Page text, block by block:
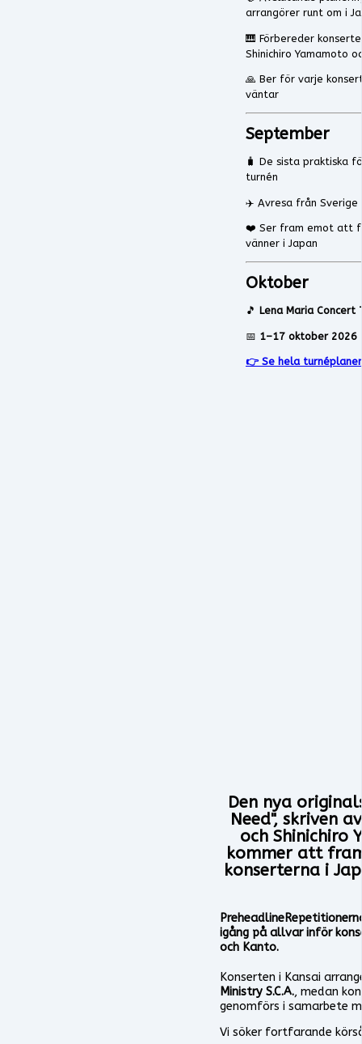
arrangörer runt om i
🎹 Förbereder
Shinichiro Yamamoto
🙏 Ber för varje
väntar
September
🧳 De sista praktiska
turnén
✈️ Avresa från Sverige
❤️ Ser fram emot att
vänner i Japan
Oktober
🎵 Lena Maria Concert
📅 1–17 oktober 2026
👉 Se hela
Den nya
Need", skriven
och Shinichiro
kommer att
konserterna i
igång på allvar inför
och Kanto.
Konserten i Kansai
Ministry S.C.A., medan
genomförs i samarbete
Vi söker fortfarande